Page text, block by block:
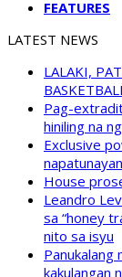
FEATURES
LATEST NEWS
LALAKI,
Pag-
hiniling na
Exclusive
House
Leandro
sa “honey
nito sa isyu
Panukalang
kakulangan